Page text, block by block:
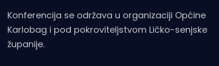
Konferencija se održava u organizaciji Općine
Karlobag i pod pokroviteljstvom Ličko-senjske
županije.